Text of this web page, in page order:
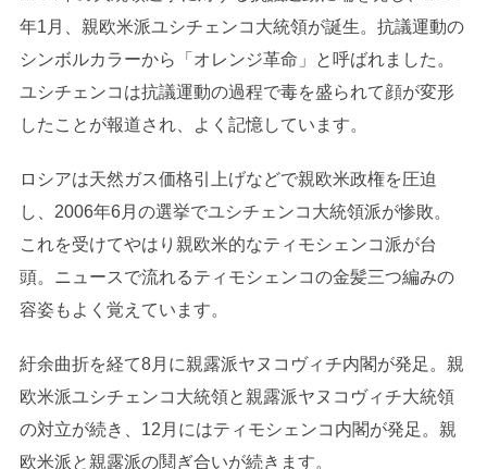
年1月、親欧米派ユシチェンコ大統領が誕生。抗議運動の
シンボルカラーから「オレンジ革命」と呼ばれました。
ユシチェンコは抗議運動の過程で毒を盛られて顔が変形
したことが報道され、よく記憶しています。
ロシアは天然ガス価格引上げなどで親欧米政権を圧迫
し、2006年6月の選挙でユシチェンコ大統領派が惨敗。
これを受けてやはり親欧米的なティモシェンコ派が台
頭。ニュースで流れるティモシェンコの金髪三つ編みの
容姿もよく覚えています。
紆余曲折を経て8月に親露派ヤヌコヴィチ内閣が発足。親
欧米派ユシチェンコ大統領と親露派ヤヌコヴィチ大統領
の対立が続き、12月にはティモシェンコ内閣が発足。親
欧米派と親露派の鬩ぎ合いが続きます。